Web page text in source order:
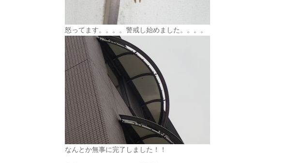
怒ってます。。。。警戒し始めました。。。。
なんとか無事に完了しました！！